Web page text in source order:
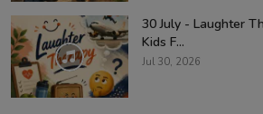
30 July - Laughter
Kids F...
Jul 30, 2026